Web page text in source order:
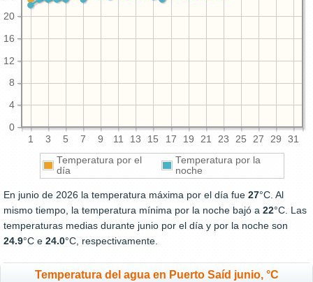
1 3 5 7 9 11 13 15 17 19 21 23 25 27 29 31
0
4
8
12
16
20
Temperatura por el
día
Temperatura por la
noche
En junio de 2026 la temperatura máxima por el día fue 27°C. Al
mismo tiempo, la temperatura mínima por la noche bajó a 22°C. Las
temperaturas medias durante junio por el día y por la noche son
24.9°C e 24.0°C, respectivamente.
Temperatura del agua en Puerto Saíd junio, °C